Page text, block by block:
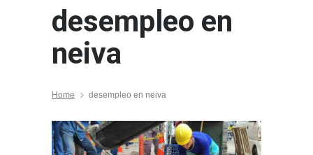
desempleo en
neiva
Home desempleo en neiva